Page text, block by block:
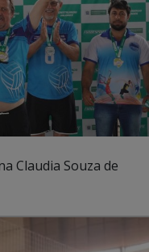
Claudia Souza de